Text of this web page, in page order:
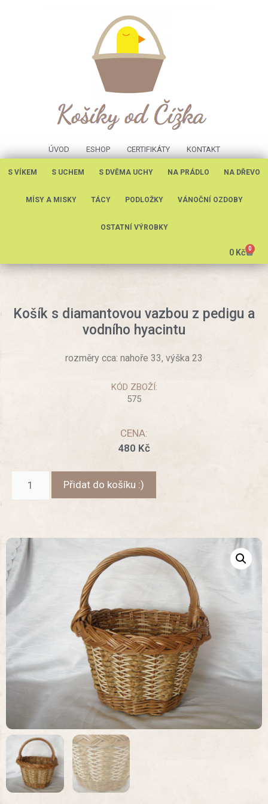
ÚVOD ESHOP CERTIFIKÁTY KONTAKT
S VÍKEM S UCHEM S DVĚMA UCHY NA PRÁDLO NA DŘEVO
MÍSY A MISKY TÁCY PODLOŽKY VÁNOČNÍ OZDOBY
OSTATNÍ VÝROBKY
0 Kč 0
Košík s diamantovou vazbou z pedigu a
vodního hyacintu
rozměry cca: nahoře 33, výška 23
KÓD ZBOŽÍ:
575
CENA:
480 Kč
Přidat do košíku :)